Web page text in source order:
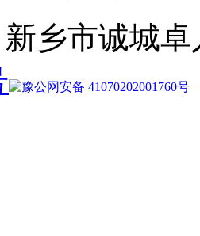
乡市诚城
豫公网安备 41070202001760号